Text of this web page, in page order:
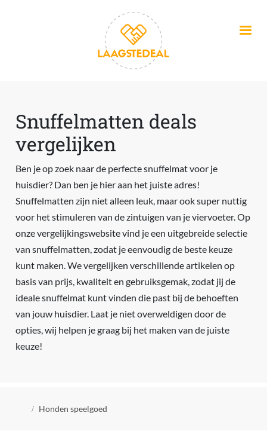
Snuffelmatten deals
vergelijken
Ben je op zoek naar de perfecte snuffelmat voor je
huisdier? Dan ben je hier aan het juiste adres!
Snuffelmatten zijn niet alleen leuk, maar ook super nuttig
voor het stimuleren van de zintuigen van je viervoeter. Op
onze vergelijkingswebsite vind je een uitgebreide selectie
van snuffelmatten, zodat je eenvoudig de beste keuze
kunt maken. We vergelijken verschillende artikelen op
basis van prijs, kwaliteit en gebruiksgemak, zodat jij de
ideale snuffelmat kunt vinden die past bij de behoeften
van jouw huisdier. Laat je niet overweldigen door de
opties, wij helpen je graag bij het maken van de juiste
keuze!
Kruimelpad
Honden speelgoed